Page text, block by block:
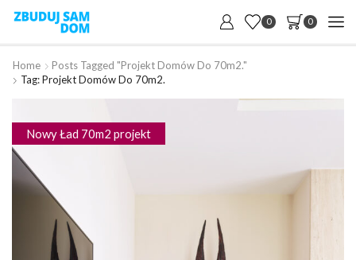
0 0
Home
Posts Tagged "Projekt Domów Do 70m2."
Tag: Projekt Domów Do 70m2.
Nowy Ład 70m2 projekt